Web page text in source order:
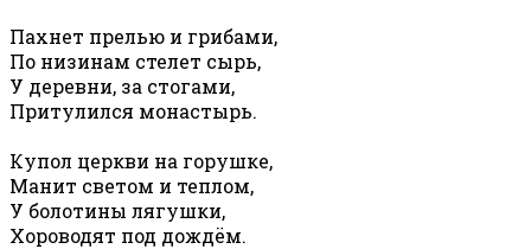
Пахнет прелью и грибами,
По низинам стелет сырь,
У деревни, за стогами,
Притулился монастырь.
Купол церкви на горушке,
Манит светом и теплом,
У болотины лягушки,
Хороводят под дождём.